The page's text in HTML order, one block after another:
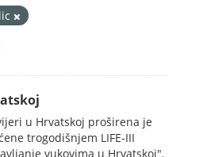
u Hrvatskoj proširena je
trogodišnjem LIFE-III
vukovima u Hrvatskoj".